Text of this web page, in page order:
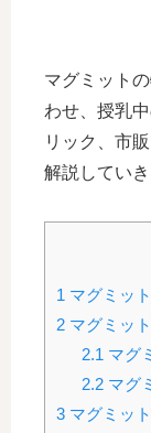
マグミット
わせ、授乳
リック、市
解説していき
1 マグミッ
2 マグミッ
2.1 マグ
2.2マグ
3 マグミッ